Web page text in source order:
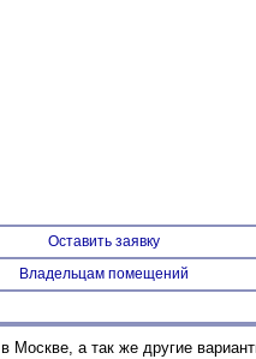
Оставить заявку
Владельцам помещений
в Москве, а так же другие